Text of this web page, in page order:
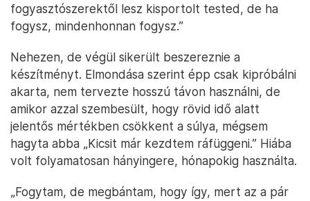
fogyasztószerektől lesz kisportolt tested, de ha
fogysz, mindenhonnan fogysz.”
Nehezen, de végül sikerült beszereznie a
készítményt. Elmondása szerint épp csak kipróbálni
akarta, nem tervezte hosszú távon használni, de
amikor azzal szembesült, hogy rövid idő alatt
jelentős mértékben csökkent a súlya, mégsem
hagyta abba „Kicsit már kezdtem ráfüggeni.” Hiába
volt folyamatosan hányingere, hónapokig használta.
„Fogytam, de megbántam, hogy így, mert az a pár